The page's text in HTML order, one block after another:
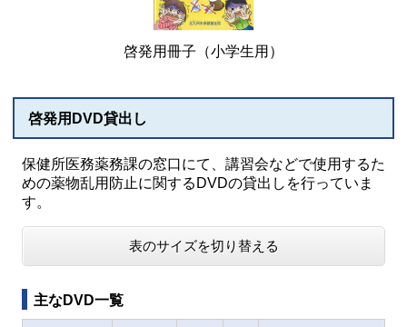
啓発用冊子（小学生用）
啓発用DVD貸出し
保健所医務薬務課の窓口にて、講習会などで使用するた
めの薬物乱用防止に関するDVDの貸出しを行っていま
す。
表のサイズを切り替える
主なDVD一覧